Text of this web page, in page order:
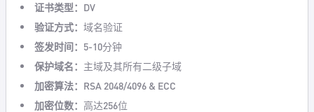
证书类型： DV
验证方式： 域名验证
签发时间： 5-10分钟
保护域名： 主域及其所有二级子域
加密算法： RSA 2048/4096 & ECC
加密位数： 高达256位